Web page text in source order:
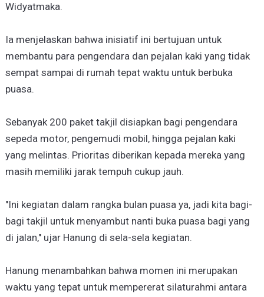
Widyatmaka.
Ia menjelaskan bahwa inisiatif ini bertujuan untuk
membantu para pengendara dan pejalan kaki yang tidak
sempat sampai di rumah tepat waktu untuk berbuka
puasa.
Sebanyak 200 paket takjil disiapkan bagi pengendara
sepeda motor, pengemudi mobil, hingga pejalan kaki
yang melintas. Prioritas diberikan kepada mereka yang
masih memiliki jarak tempuh cukup jauh.
"Ini kegiatan dalam rangka bulan puasa ya, jadi kita bagi-
bagi takjil untuk menyambut nanti buka puasa bagi yang
di jalan," ujar Hanung di sela-sela kegiatan.
Hanung menambahkan bahwa momen ini merupakan
waktu yang tepat untuk mempererat silaturahmi antara